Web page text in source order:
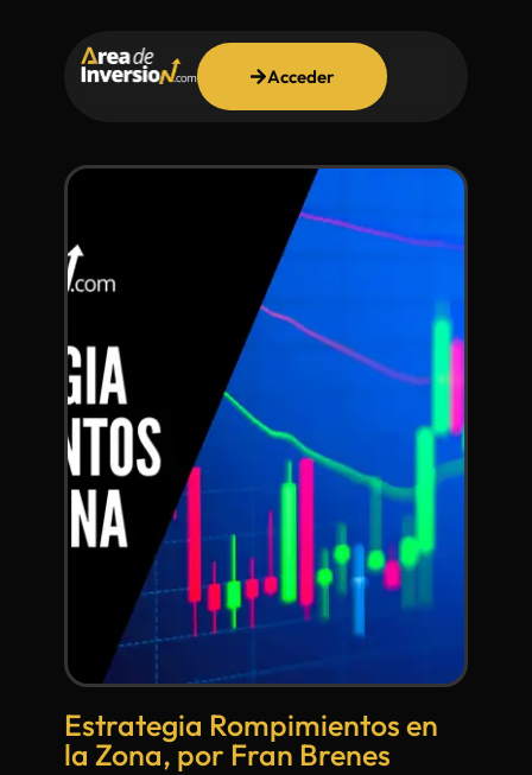
Acceder
Estrategia Rompimientos en
la Zona, por Fran Brenes